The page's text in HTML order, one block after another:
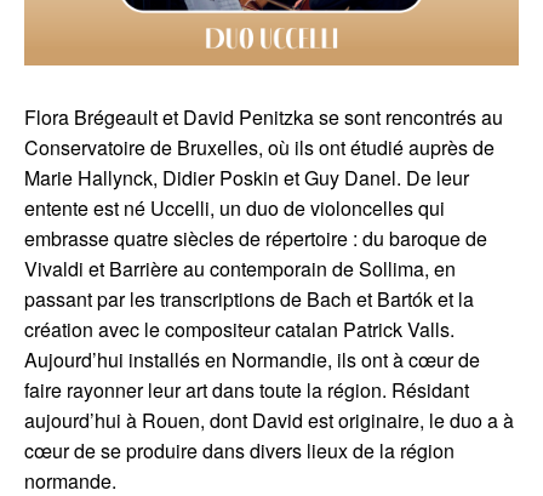
Flora Brégeault et David Penitzka se sont rencontrés au
Conservatoire de Bruxelles, où ils ont étudié auprès de
Marie Hallynck, Didier Poskin et Guy Danel. De leur
entente est né Uccelli, un duo de violoncelles qui
embrasse quatre siècles de répertoire : du baroque de
Vivaldi et Barrière au contemporain de Sollima, en
passant par les transcriptions de Bach et Bartók et la
création avec le compositeur catalan Patrick Valls.
Aujourd’hui installés en Normandie, ils ont à cœur de
faire rayonner leur art dans toute la région. Résidant
aujourd’hui à Rouen, dont David est originaire, le duo a à
cœur de se produire dans divers lieux de la région
normande.